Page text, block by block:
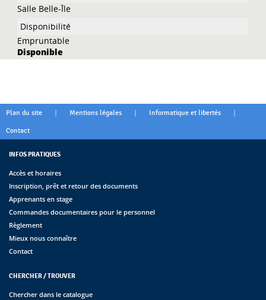
Salle Belle-Île
Empruntable
Disponible
Plan du site | Mentions légales | Informatique et libertés |
Contact
INFOS PRATIQUES
Accès et horaires
Inscription, prêt et retour des documents
Apprenants en stage
Commandes documentaires pour le personnel
Règlement
Mieux nous connaître
Contact
CHERCHER / TROUVER
Chercher dans le catalogue